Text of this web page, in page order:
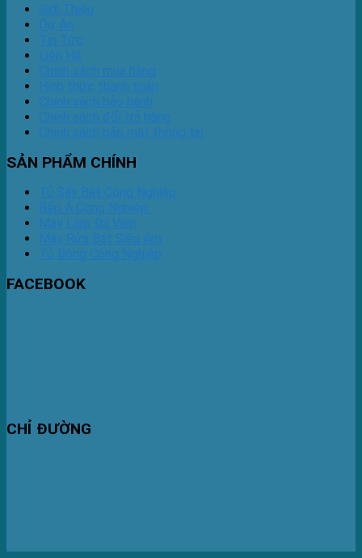
Giới Thiệu
Dự Án
Tin Tức
Liên Hệ
Chính sách mua hàng
Hình thức thanh toán
Chính sách bảo hành
Chính sách đổi trả hàng
Chính sách bảo mật thông tin
SẢN PHẨM CHÍNH
Tủ Sấy Bát Công Nghiệp
Bếp Á Công Nghiệp
Máy Làm Đá Viên
Máy Rửa Bát Siêu Âm
Tủ Đông Công Nghiệp
FACEBOOK
CHỈ ĐƯỜNG